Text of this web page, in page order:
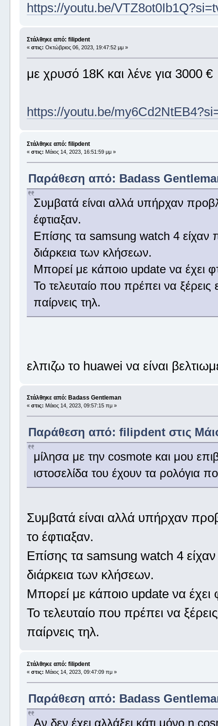
https://youtu.be/
Στάλθηκε από: filipdent
« στις: Οκτώβριος 06, 2023, 19:47:52 μμ »
με χρυσό 18Κ και λένε για 3000 €
https://youtu.be/
Στάλθηκε από: filipdent
« στις: Μάιος 14, 2023, 16:51:59 μμ »
Παράθεση από: Badass
Συμβατά είναι αλλά υπήρχαν
έφτιαξαν.
Επίσης τα samsung watch 4
διάρκεια των κλήσεων.
Μπορεί με κάποιο update να έχει
Το τελευταίο που πρέπει να ξέρεις
παίρνεις τηλ.
ελπιζω το huawei να είναι
Στάλθηκε από: Badass Gentleman
« στις: Μάιος 14, 2023, 09:57:15 πμ »
Παράθεση από: filipdent στις
μίλησα με την cosmote και μου
ιστοσελίδα του έχουν τα ρολόγια
Συμβατά είναι αλλά υπήρχαν
το έφτιαξαν.
Επίσης τα samsung watch 4
διάρκεια των κλήσεων.
Μπορεί με κάποιο update να έχει
Το τελευταίο που πρέπει να
παίρνεις τηλ.
Στάλθηκε από: filipdent
« στις: Μάιος 14, 2023, 09:47:09 πμ »
Παράθεση από: Badass
Αν δεν έχει αλλάξει κάτι μόνο η